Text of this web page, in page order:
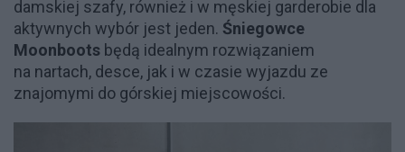
damskiej szafy, również i w męskiej garderobie dla
aktywnych wybór jest jeden. Śniegowce
Moonboots będą idealnym rozwiązaniem
na nartach, desce, jak i w czasie wyjazdu ze
znajomymi do górskiej miejscowości.